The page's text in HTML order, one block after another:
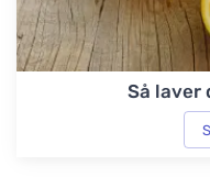
Så laver